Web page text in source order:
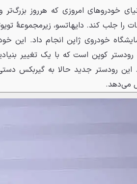
خودروهای امروزی که هرروز
خودروی ژاپن انجام داد.
رودستر کوپن است که با یک تغییر
رودستر جدید حالا به گیربکس
می‌دهد.